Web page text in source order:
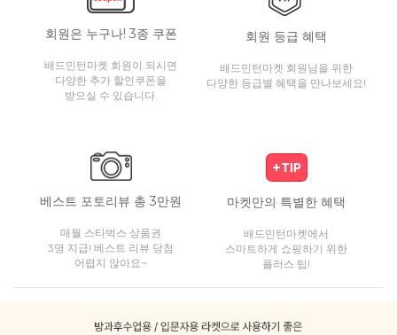
회원은 누구나! 3종 쿠폰
배드민턴마켓 회원이 되시면
다양한 추가 할인쿠폰을
받으실 수 있습니다.
회원 등급 혜택
배드민턴마켓 회원님을 위한
다양한 등급별 혜택을 만나보세요!
베스트 포토리뷰 총 3만원
매월 스타벅스 상품권
3명 지급! 베스트 리뷰 당첨
어렵지 않아요~
마켓만의 특별한 혜택
배드민턴마켓에서
스마트하게 쇼핑하기 위한
플러스 팁!